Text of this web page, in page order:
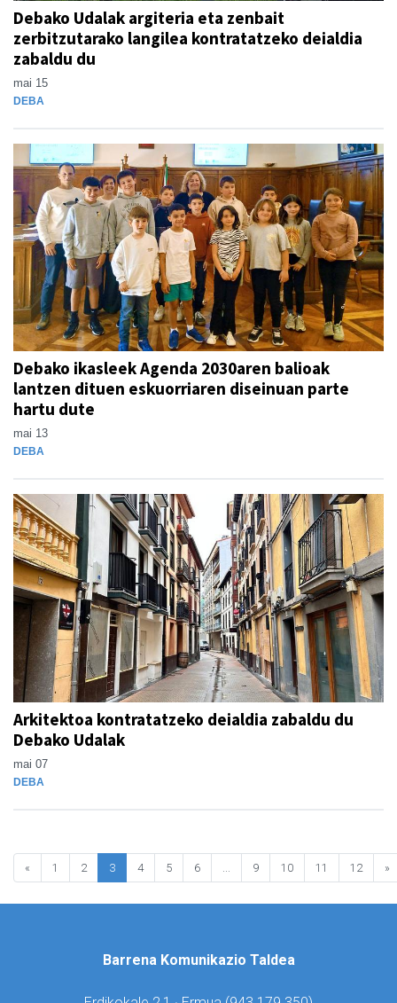
Debako Udalak argiteria eta zenbait
zerbitzutarako langilea kontratatzeko deialdia
zabaldu du
mai 15
DEBA
Debako ikasleek Agenda 2030aren balioak
lantzen dituen eskuorriaren diseinuan parte
hartu dute
mai 13
DEBA
Arkitektoa kontratatzeko deialdia zabaldu du
Debako Udalak
mai 07
DEBA
« 1 2 3 4 5 6 ... 9 10 11 12 »
Barrena Komunikazio Taldea